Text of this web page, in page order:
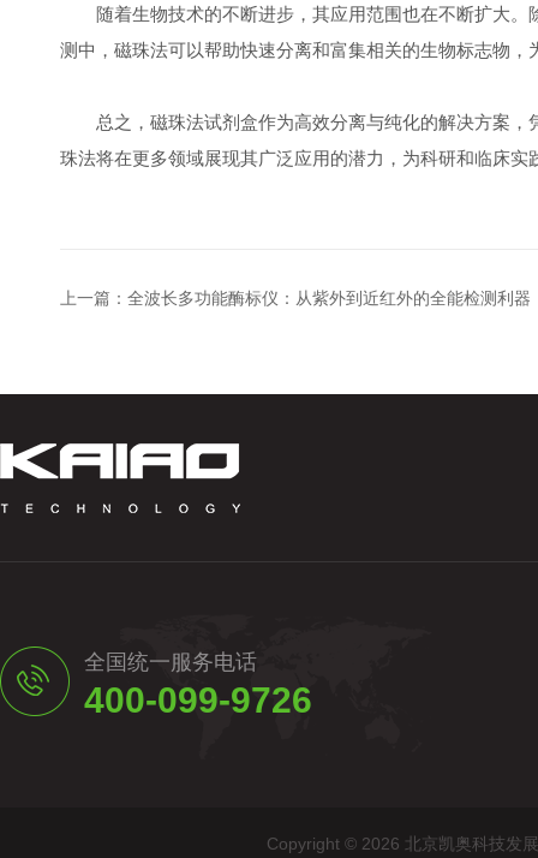
随着生物技术的不断进步，其应用范围也在不断扩大。
测中，磁珠法可以帮助快速分离和富集相关的生物标志物，
总之，磁珠法试剂盒作为高效分离与纯化的解决方案，
珠法将在更多领域展现其广泛应用的潜力，为科研和临床实
上一篇： 全波长多功能酶标仪：从紫外到近红外的全能检测利器
全国统一服务电话
400-099-9726
Copyright © 2026 北京凯奥科技发